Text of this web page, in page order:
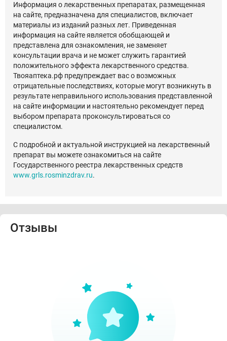
Информация о лекарственных препаратах, размещенная
на сайте, предназначена для специалистов, включает
материалы из изданий разных лет. Приведенная
информация на сайте является обобщающей и
представлена для ознакомления, не заменяет
консультации врача и не может служить гарантией
положительного эффекта лекарственного средства.
Твояаптека.рф предупреждает вас о возможных
отрицательные последствиях, которые могут возникнуть в
результате неправильного использования представленной
на сайте информации и настоятельно рекомендует перед
выбором препарата проконсультироваться со
специалистом.
С подробной и актуальной инструкцией на лекарственный
препарат вы можете ознакомиться на сайте
Государственного реестра лекарственных средств
www.grls.rosminzdrav.ru.
Отзывы